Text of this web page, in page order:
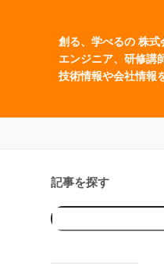
創る、学べるの 株式
エンジニア、研修講
技術情報や会社情報
記事を探す